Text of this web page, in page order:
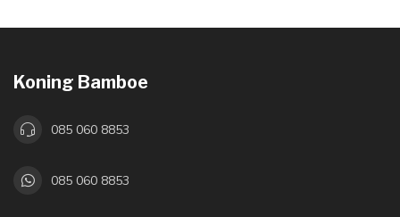
Koning Bamboe
085 060 8853
085 060 8853